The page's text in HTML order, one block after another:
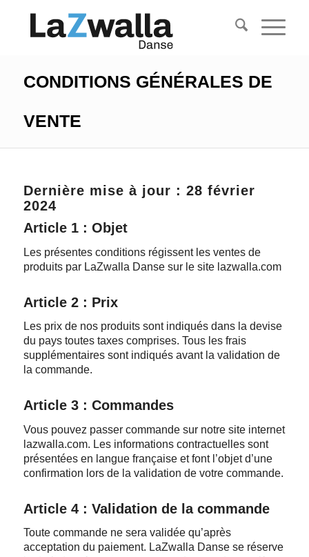
CONDITIONS GÉNÉRALES DE
VENTE
Dernière mise à jour : 28 février
2024
Article 1 : Objet
Les présentes conditions régissent les ventes de
produits par LaZwalla Danse sur le site lazwalla.com
Article 2 : Prix
Les prix de nos produits sont indiqués dans la devise
du pays toutes taxes comprises. Tous les frais
supplémentaires sont indiqués avant la validation de
la commande.
Article 3 : Commandes
Vous pouvez passer commande sur notre site internet
lazwalla.com. Les informations contractuelles sont
présentées en langue française et font l’objet d’une
confirmation lors de la validation de votre commande.
Article 4 : Validation de la commande
Toute commande ne sera validée qu’après
acceptation du paiement. LaZwalla Danse se réserve